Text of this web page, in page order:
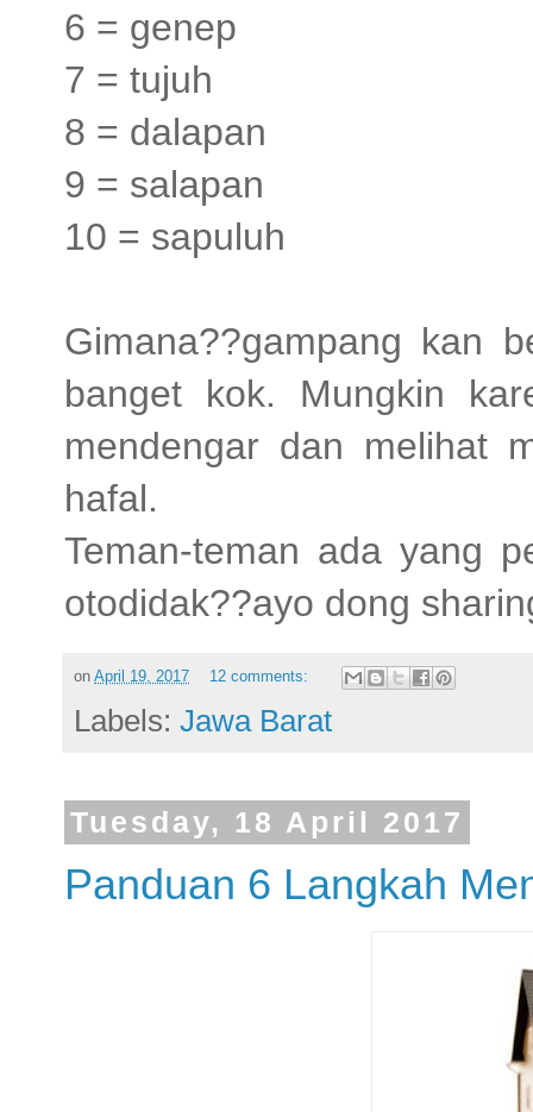
6 = genep
7 = tujuh
8 = dalapan
9 = salapan
10 = sapuluh
Gimana??gampang kan
banget kok. Mungkin
mendengar dan melihat
hafal.
Teman-teman ada yang
otodidak??ayo dong
on April 19, 2017 12 comments:
Labels: Jawa Barat
Tuesday, 18 April 2017
Panduan 6 Langkah